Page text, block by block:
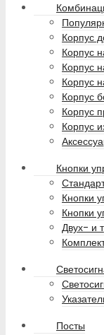
Корпус
Корпус
Корпус
Корпус
Корпус
Корпус
Корпус
Кнопки
Кнопки
Кнопки
Двух- и
Посты